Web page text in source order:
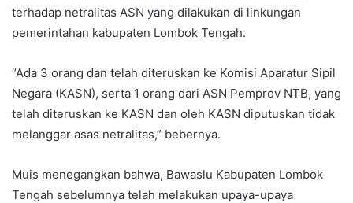
terhadap netralitas ASN yang dilakukan di linkungan
pemerintahan kabupaten Lombok Tengah.
“Ada 3 orang dan telah diteruskan ke Komisi Aparatur Sipil
Negara (KASN), serta 1 orang dari ASN Pemprov NTB, yang
telah diteruskan ke KASN dan oleh KASN diputuskan tidak
melanggar asas netralitas,” bebernya.
Muis menegangkan bahwa, Bawaslu Kabupaten Lombok
Tengah sebelumnya telah melakukan upaya-upaya